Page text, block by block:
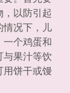
，以防引起
情况下，儿
个鸡蛋和
果汁等饮
饼干或馒